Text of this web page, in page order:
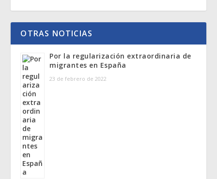
OTRAS NOTICIAS
Por la regularización extraordinaria de
migrantes en España
23 de febrero de 2022